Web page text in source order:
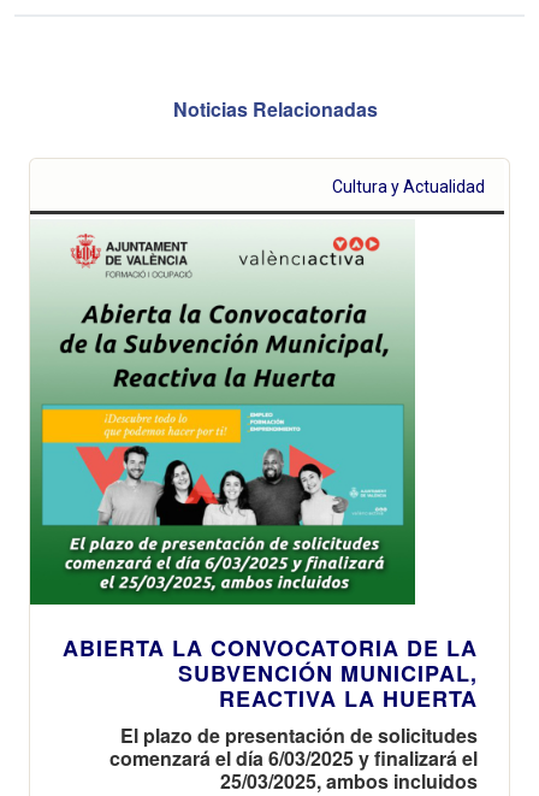
Noticias Relacionadas
Cultura y Actualidad
ABIERTA LA CONVOCATORIA DE LA
SUBVENCIÓN MUNICIPAL,
REACTIVA LA HUERTA
El plazo de presentación de solicitudes
comenzará el día 6/03/2025 y finalizará el
25/03/2025, ambos incluidos